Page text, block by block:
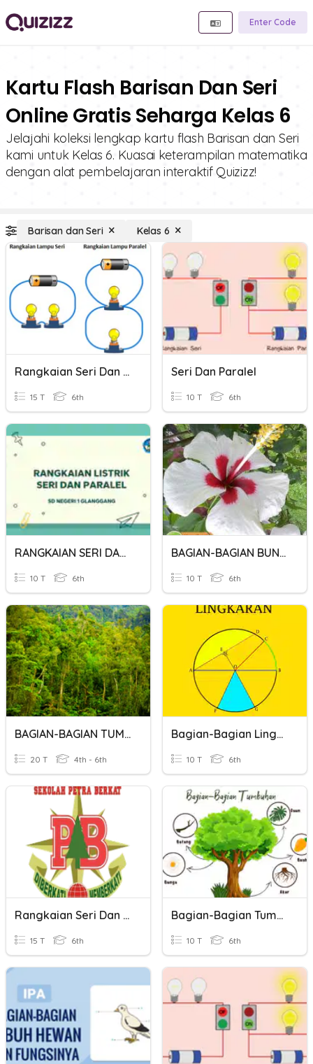
Enter Code
Kartu Flash Barisan Dan Seri
Online Gratis Seharga Kelas 6
Jelajahi koleksi lengkap kartu flash Barisan dan Seri
kami untuk Kelas 6. Kuasai keterampilan matematika
dengan alat pembelajaran interaktif Quizizz!
Barisan dan Seri Kelas 6
Rangkaian Seri Dan Paralel
15 T 6th
Seri Dan Paralel
10 T 6th
RANGKAIAN SERI DAN PARALEL
10 T 6th
BAGIAN-BAGIAN BUNGA
10 T 6th
BAGIAN-BAGIAN TUMBUHAN
20 T 4th - 6th
Bagian-Bagian Lingkaran
10 T 6th
Rangkaian Seri Dan Pararel
15 T 6th
Bagian-Bagian Tumbuhan Dan Fungsinya
10 T 6th